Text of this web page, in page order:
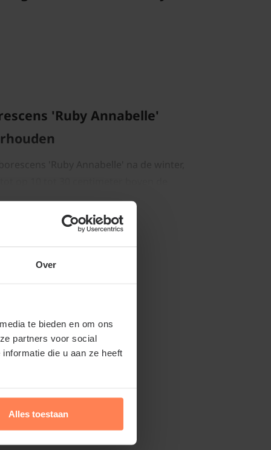
Over
te bieden en om ons
partners voor social
die u aan ze heeft
Alles toestaan
'Ruby Annabelle'
'Ruby Annabelle' na de winter,
ontwikkelen de grootste bloemen. De
het eenjarige hout. Ieder jaar groeit deze
100 centimeter hoogte. Geef de
een laag compost aan rondom de
dit jaar meteen mooi fris uit.